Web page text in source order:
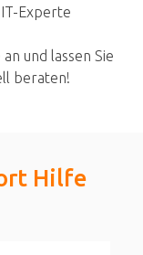
Experte
und lassen Sie
beraten!
Hilfe